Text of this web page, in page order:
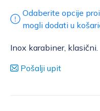
Odaberite opcije
mogli dodati u
Inox karabiner, klasični.
Pošalji upit